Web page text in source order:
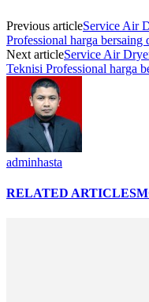
Previous articleService Air
Professional harga bersaing
Next articleService Air
Teknisi Professional harga
adminhasta
RELATED ARTICLES